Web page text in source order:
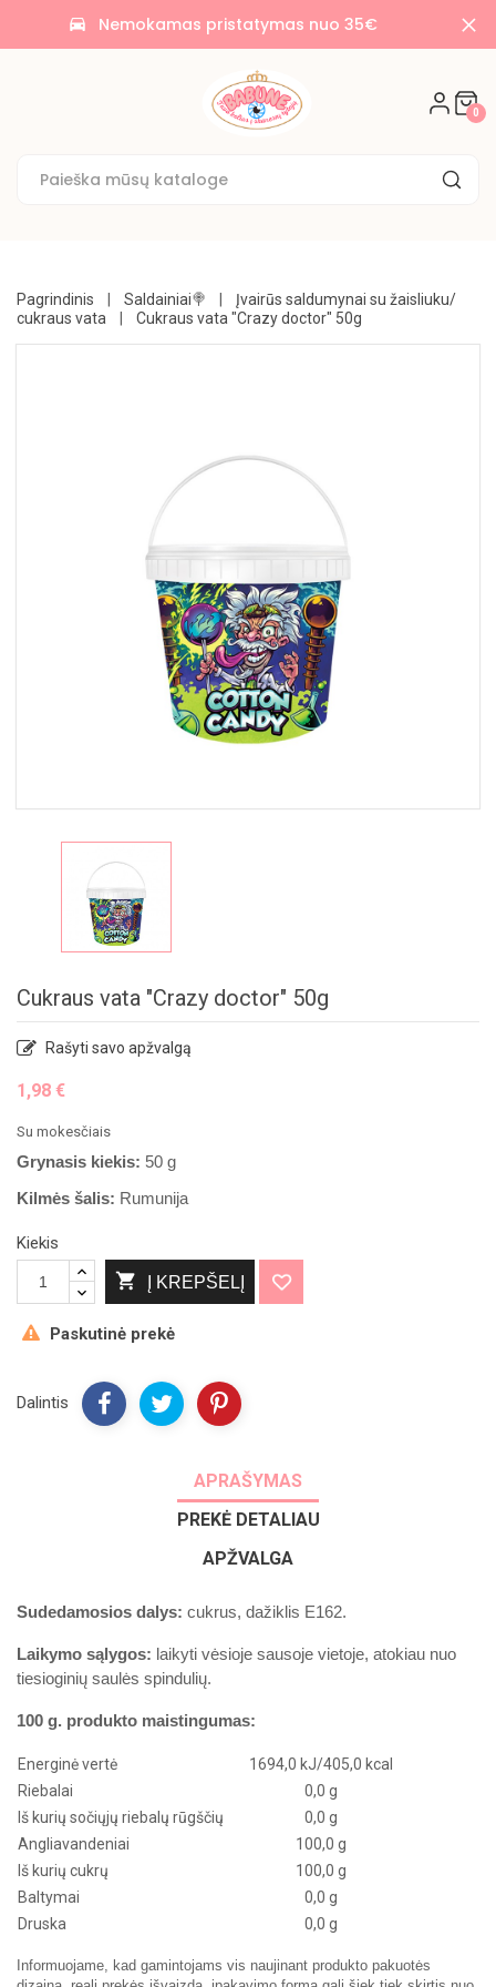
time_to_leave Nemokamas pristatymas nuo 35€
0
AKCIJOS
🌟
SAUSAINIAI
UŽKANDŽIAI
GĖRIMAI
Pagrindinis Saldainiai🍭
Įvairūs saldumynai su žaisliuku/
cukraus vata
Cukraus vata "Crazy doctor" 50g
Cukraus vata "Crazy doctor" 50g
Rašyti savo apžvalgą
1,98 €
Su mokesčiais
Grynasis kiekis: 50 g
Kilmės šalis: Rumunija
Kiekis
 Į KREPŠELĮ
Paskutinė prekė
Dalintis
APRAŠYMAS
PREKĖ DETALIAU
APŽVALGA
Sudedamosios dalys: cukrus, dažiklis E162.
Laikymo sąlygos: laikyti vėsioje sausoje vietoje, atokiau nuo
tiesioginių saulės spindulių.
100 g. produkto maistingumas:
Energinė vertė
1694,0 kJ/405,0 kcal
Riebalai
0,0 g
Iš kurių sočiųjų riebalų rūgščių
0,0 g
Angliavandeniai
100,0 g
Iš kurių cukrų
100,0 g
Baltymai
0,0 g
Druska
0,0 g
Informuojame, kad gamintojams vis naujinant produkto pakuotės